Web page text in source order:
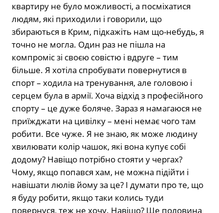
квартиру не було можливості, а посміхатися
людям, які приходили і говорили, що
збираються в Крим, підкажіть нам що-небудь, я
точно не могла. Один раз не пішла на
компроміс зі своєю совістю і вдруге – тим
більше. Я хотіла спробувати повернутися в
спорт – ходила на тренування, але головою і
серцем була в армії. Хоча відхід з професійного
спорту – це дуже боляче. Зараз я намагаюся не
приїжджати на цивілку – мені немає чого там
робити. Все чуже. Я не знаю, як може людину
хвилювати колір чашок, які вона купує собі
додому? Навіщо потрібно стояти у чергах?
Чому, якщо попався хам, не можна підійти і
навішати люлів йому за це? І думати про те, що
я буду робити, якщо таки колись туди
повернуся, теж не хочу. Навіщо? Ще половина